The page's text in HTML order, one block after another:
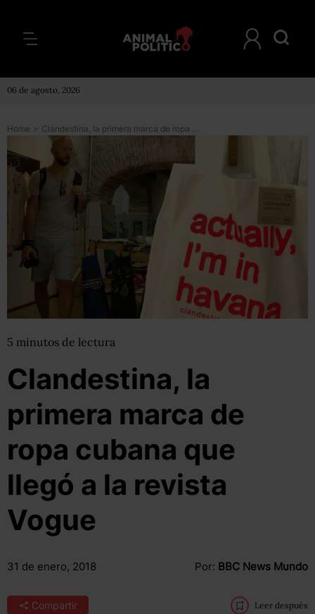
06 de agosto, 2026
Home > Clandestina, la primera marca de ropa cubana que llegó a la revista Vogue
5 minutos de lectura
Clandestina, la
primera marca de
ropa cubana que
llegó a la revista
Vogue
31 de enero, 2018 Por: BBC News Mundo
Compartir Leer después